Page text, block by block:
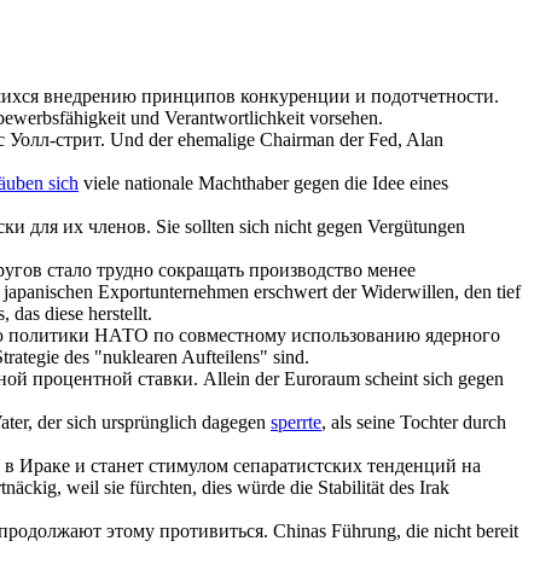
внедрению принципов конкуренции и подотчетности.
und Verantwortlichkeit vorsehen.
Уолл-стрит. Und der ehemalige Chairman der Fed, Alan
sich viele nationale Machthaber gegen die Idee eines
для их членов. Sie sollten sich nicht gegen Vergütungen
стало трудно сокращать производство менее
Exportunternehmen erschwert der Widerwillen, den tief
das diese herstellt.
политики НАТО по совместному использованию ядерного
des "nuklearen Aufteilens" sind.
процентной ставки. Allein der Euroraum scheint sich gegen
der sich ursprünglich dagegen sperrte, als seine Tochter durch
Ираке и станет стимулом сепаратистских тенденций на
weil sie fürchten, dies würde die Stabilität des Irak
этому противиться. Chinas Führung, die nicht bereit